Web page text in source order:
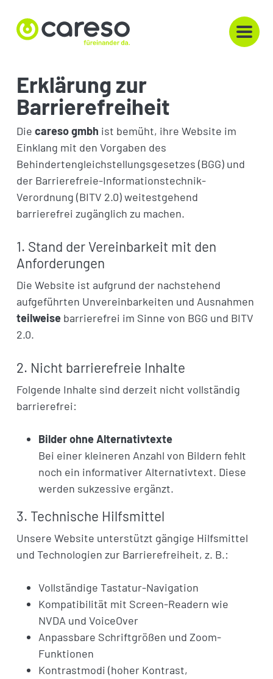
content
Erklärung zur
Barrierefreiheit
Die careso gmbh ist bemüht, ihre Website im
Einklang mit den Vorgaben des
Behindertengleichstellungsgesetzes (BGG) und
der Barrierefreie-Informationstechnik-
Verordnung (BITV 2.0) weitestgehend
barrierefrei zugänglich zu machen.
1. Stand der Vereinbarkeit mit den
Anforderungen
Die Website ist aufgrund der nachstehend
aufgeführten Unvereinbarkeiten und Ausnahmen
teilweise barrierefrei im Sinne von BGG und BITV
2.0.
2. Nicht barrierefreie Inhalte
Folgende Inhalte sind derzeit nicht vollständig
barrierefrei:
Bilder ohne Alternativtexte
Bei einer kleineren Anzahl von Bildern fehlt
noch ein informativer Alternativtext. Diese
werden sukzessive ergänzt.
3. Technische Hilfsmittel
Unsere Website unterstützt gängige Hilfsmittel
und Technologien zur Barrierefreiheit, z. B.:
Vollständige Tastatur-Navigation
Kompatibilität mit Screen-Readern wie
NVDA und VoiceOver
Anpassbare Schriftgrößen und Zoom-
Funktionen
Kontrastmodi (hoher Kontrast,